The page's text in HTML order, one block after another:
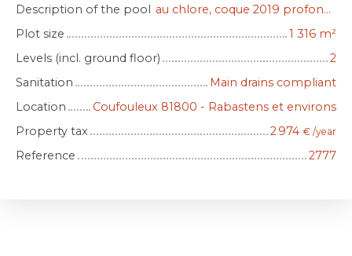
Description of the pool
au chlore, coque 2019 profondeur 1m20 8X4
Plot size
1 316 m²
Levels (incl. ground floor)
2
Sanitation
Main drains compliant
Location
Coufouleux 81800 - Rabastens et environs
Property tax
2 974 € /year
Reference 2777